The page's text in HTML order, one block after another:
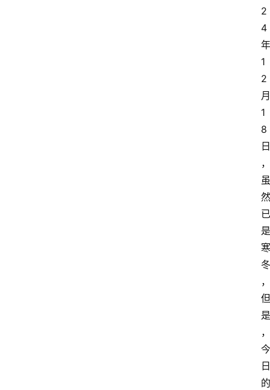
2
4
年
1
2
月
1
8
日
，
虽
然
已
是
寒
冬
，
但
是
，
今
日
的